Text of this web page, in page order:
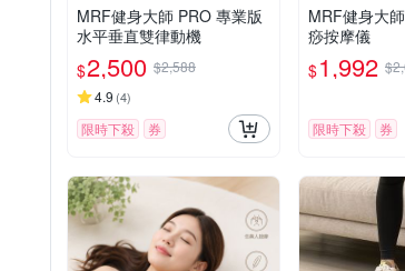
MRF健身大師 PRO 專業版
⽔平垂直雙律動機
$2,500 $2,588
4.9 (4)
限時下殺 券
MRF健身大
痧按摩儀
$1,992
限時下殺 券